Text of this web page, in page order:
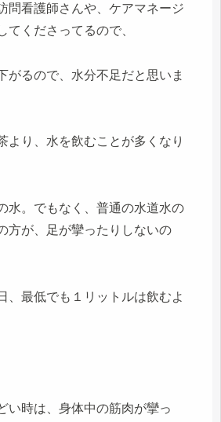
問看護師さんや、ケアマネージ
てくださってるので、
がるので、水分不足だと思いま
より、水を飲むことが多くなり
水。でもなく、普通の水道水の
方が、足が攣ったりしないの
、最低でも１リットルは飲むよ
い時は、身体中の筋肉が攣っ